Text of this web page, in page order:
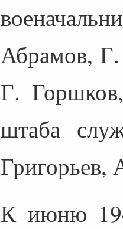
Абрамов,
Г.
штаба
Григорьев,
К июню